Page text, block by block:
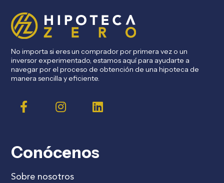
No importa si eres un comprador por primera vez o un
inversor experimentado, estamos aquí para ayudarte a
navegar por el proceso de obtención de una hipoteca de
manera sencilla y eficiente.
Conócenos
Sobre nosotros